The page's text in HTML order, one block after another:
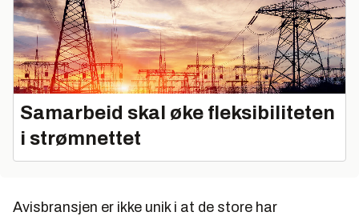
Samarbeid skal øke fleksibiliteten
i strømnettet
Avisbransjen er ikke unik i at de store har